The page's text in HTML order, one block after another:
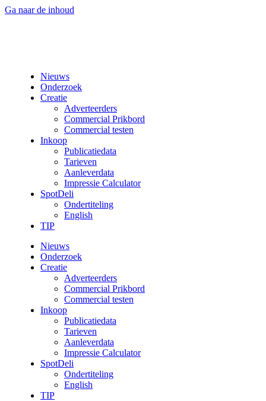
Ga naar de inhoud
Nieuws
Onderzoek
Creatie
Adverteerders
Commercial Prikbord
Commercial testen
Inkoop
Publicatiedata
Tarieven
Aanleverdata
Impressie Calculator
SpotDeli
Ondertiteling
English
TIP
Nieuws
Onderzoek
Creatie
Adverteerders
Commercial Prikbord
Commercial testen
Inkoop
Publicatiedata
Tarieven
Aanleverdata
Impressie Calculator
SpotDeli
Ondertiteling
English
TIP